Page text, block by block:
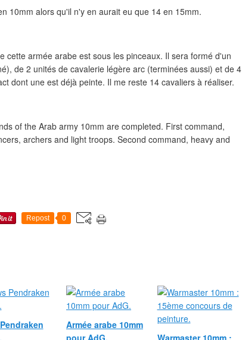
10mm alors qu'il n'y en aurait eu que 14 en 15mm.
cette armée arabe est sous les pinceaux. Il sera formé d'un
de 2 unités de cavalerie légère arc (terminées aussi) et de 4
dont une est déjà peinte. Il me reste 14 cavaliers à réaliser.
of the Arab army 10mm are completed. First command,
archers and light troops. Second command, heavy and
Repost 0
Armée arabe 10mm
pour AdG.
Warmaster 10mm :